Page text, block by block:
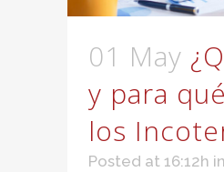
01 May
y para
los
Posted at 16:12h in